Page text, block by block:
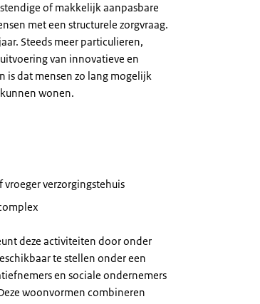
of makkelijk aanpasbare
met een structurele zorgvraag.
Steeds meer particulieren,
van innovatieve en
is dat mensen zo lang mogelijk
wonen.
verzorgingstehuis
deze activiteiten door onder
te stellen onder een
en sociale ondernemers
woonvormen combineren